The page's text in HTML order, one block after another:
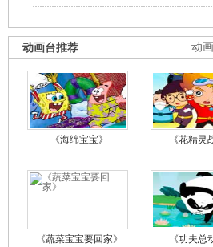
动
动画台推荐
《海绵宝宝》 《花精灵
《蔬菜宝宝要回家》 《功夫总